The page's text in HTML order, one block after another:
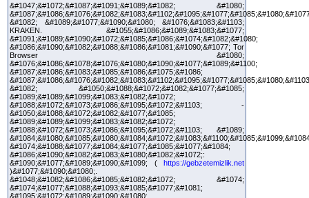
&#1047;&#1072;&#1087;&#1091;&#1089;&#1082; &#1080;
&#1082; &#1089;&#1077;&#1090;&#1080; &#1076;&#1083;&#1103;
KRAKEN. &#1055;&#1086;&#1089;&#1083;&#1077;
&#1091;&#1089;&#1090;&#1072;&#1085;&#1086;&#1074;&#1082;&#1080;
&#1086;&#1090;&#1082;&#1088;&#1086;&#1081;&#1090;&#1077; Tor
Browser &#1080;
&#1076;&#1086;&#1078;&#1076;&#1080;&#1090;&#1077;&#1089;&#1100;
&#1087;&#1086;&#1083;&#1085;&#1086;&#1075;&#1086;
&#1082; &#1050;&#1088;&#1072;&#1082;&#1077;&#1085;
&#1089;&#1089;&#1099;&#1083;&#1082;&#1072;
&#1088;&#1072;&#1073;&#1086;&#1095;&#1072;&#1103; -
&#1050;&#1088;&#1072;&#1082;&#1077;&#1085;
&#1089;&#1089;&#1099;&#1083;&#1082;&#1072;
&#1088;&#1072;&#1073;&#1086;&#1095;&#1072;&#1103; &#1089;
&#1074;&#1088;&#1077;&#1084;&#1077;&#1085;&#1077;&#1084;
&#1086;&#1090;&#1082;&#1083;&#1080;&#1082;&#1072;:
&#1090;&#1077;&#1089;&#1090;&#1099; ( https://gebzetemizlik.net
)&#1077;&#1090;&#1080;.
&#1048;&#1082;&#1086;&#1085;&#1082;&#1072; &#1074;
&#1074;&#1077;&#1088;&#1093;&#1085;&#1077;&#1081;
&#1095;&#1072;&#1089;&#1090;&#1080;